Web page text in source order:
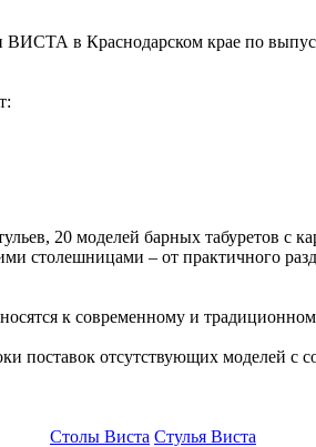
ВИСТА в Краснодарском крае по
20 моделей барных табуретов с
– от практичного
к современному и
отсутствующих моделей с
Столы Виста Стулья Виста